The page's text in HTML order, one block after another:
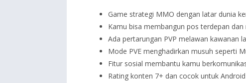
Game strategi MMO dengan latar dunia
Kamu bisa membangun pos terdepan
Ada pertarungan PVP melawan kawanan
Mode PVE menghadirkan musuh seperti
Fitur sosial membantu kamu
Rating konten 7+ dan cocok untuk